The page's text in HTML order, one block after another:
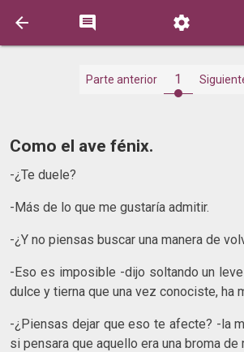
  
Parte anterior 1
Como el ave fénix.
-¿Te duele?
-Más de lo que me gustaría admitir.
-¿Y no piensas buscar una manera de
-Eso es imposible -dijo soltando un
dulce y tierna que una vez conociste, ha
-¿Piensas dejar que eso te afecte? -la
si pensara que aquello era una broma de